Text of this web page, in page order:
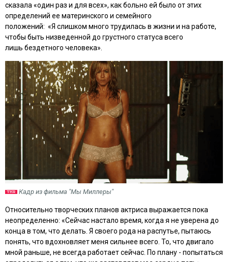
сказала «один раз и для всех», как больно ей было от этих
определений ее материнского и семейного
положений: «Я слишком много трудилась в жизни и на работе,
чтобы быть низведенной до грустного статуса всего
лишь бездетного человека».
Кадр из фильма "Мы Миллеры"
Относительно творческих планов актриса выражается пока
неопределенно: «Сейчас настало время, когда я не уверена до
конца в том, что делать. Я своего рода на распутье, пытаюсь
понять, что вдохновляет меня сильнее всего. То, что двигало
мной раньше, не всегда работает сейчас. По плану - попытаться